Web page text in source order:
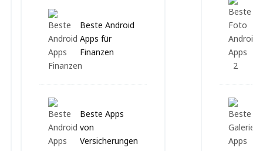
Beste Android
Apps für
Finanzen
Beste Apps
von
Versicherungen